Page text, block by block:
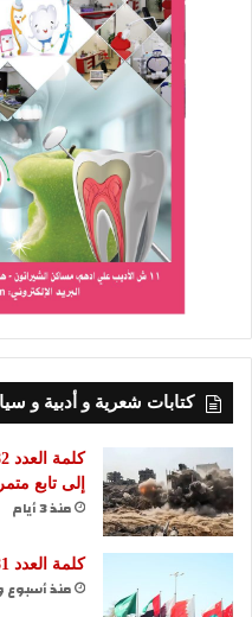
كتابات شعرية و أدبية و
إلى تابع
منذ 3 أيام
كلمة العدد 1481.. “”من الاحتواء إلى الإقصاء””
منذ أسبوع